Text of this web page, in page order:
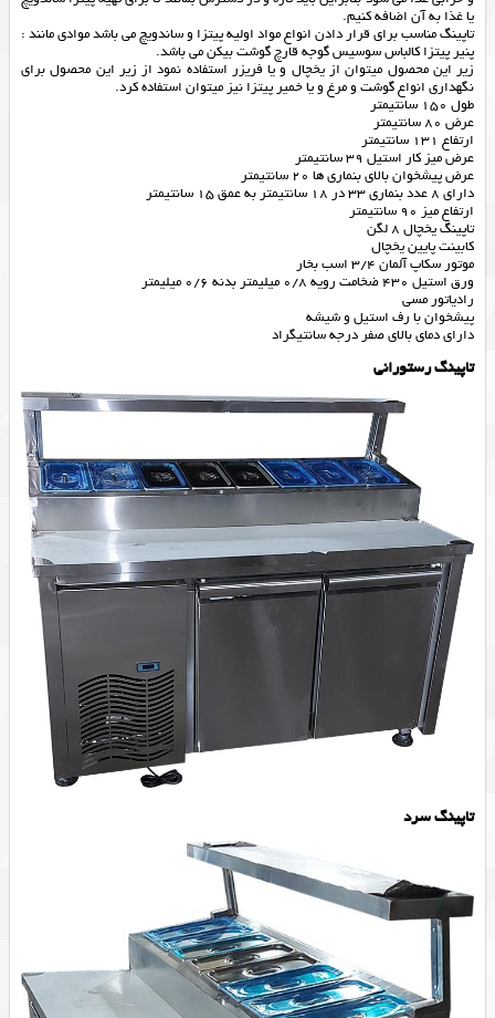
یا غذا به آن اضافه کنیم.
تاپینگ مناسب برای قرار دادن انواع مواد اولیه پیتزا و ساندویچ می باشد موادی مانند :
پنیر پیتزا کالباس سوسیس گوجه قارچ گوشت بیکن می باشد.
زیر این محصول میتوان از یخچال و یا فریزر استفاده نمود از زیر این محصول برای
نگهداری انواع گوشت و مرغ و یا خمیر پیتزا نیز میتوان استفاده کرد.
طول 150 سانتیمتر
عرض 80 سانتیمتر
ارتفاع 131 سانتیمتر
عرض میز کار استیل 39 سانتیمتر
عرض پیشخوان بالای بنماری ها 20 سانتیمتر
دارای 8 عدد بنماری 33 در 18 سانتیمتر به عمق 15 سانتیمتر
ارتفاع میز 90 سانتيمتر
تاپينگ یخچال 8 لگن
کابینت پايين يخچال
موتور سکاپ آلمان 3/4 اسب بخار
ورق استيل 430 ضخامت رويه 0/8 میلیمتر بدنه 0/6 میلیمتر
رادياتور مسي
پیشخوان با رف استیل و شيشه
دارای دمای بالای صفر درجه سانتیگراد
تاپینگ رستورانی
تاپینگ سرد